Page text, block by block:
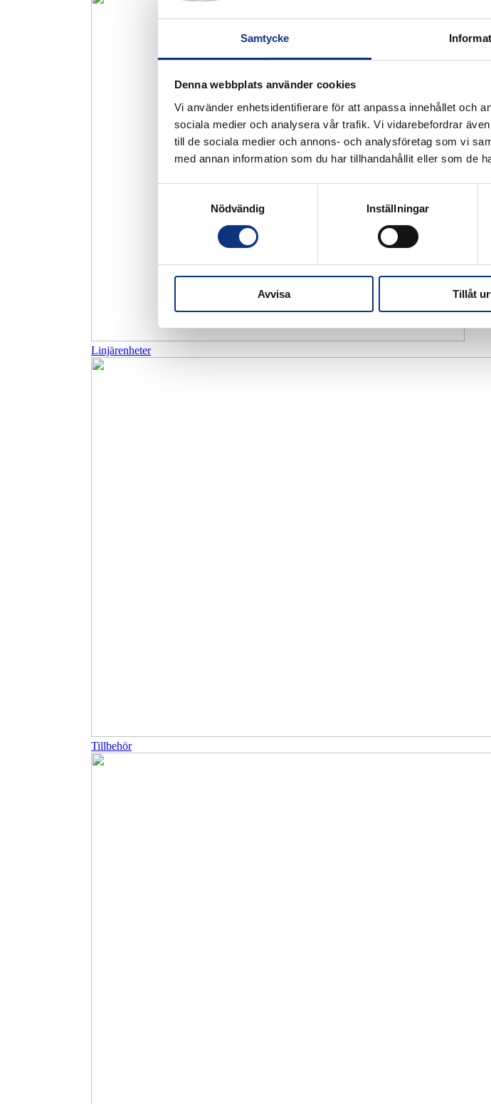
Samtycke
Denna webbplats använder cookies
Vi använder enhetsidentifierare för att anpassa innehållet och
sociala medier och analysera vår trafik. Vi vidarebefordrar
till de sociala medier och annons- och analysföretag som vi
med annan information som du har tillhandahållit eller som de
Nödvändig
Inställningar
Avvisa Tillåt
Linjärenheter
Tillbehör